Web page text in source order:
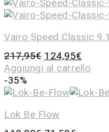
Vairo Speed Classic 9.1
217,95€ 124,95€
Aggiungi al carrello
-35%
Lok Be Flow